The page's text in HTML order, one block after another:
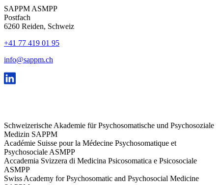
SAPPM ASMPP
Postfach
6260 Reiden, Schweiz
+41 77 419 01 95
info@sappm.ch
Schweizerische Akademie für Psychosomatische und Psychosoziale
Medizin SAPPM
Académie Suisse pour la Médecine Psychosomatique et
Psychosociale ASMPP
Accademia Svizzera di Medicina Psicosomatica e Psicosociale
ASMPP
Swiss Academy for Psychosomatic and Psychosocial Medicine